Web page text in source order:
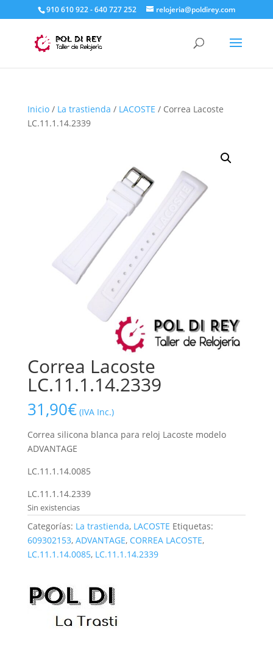
910 610 922 - 640 727 252 relojeria@poldirey.com
Inicio/ La trastienda / LACOSTE / Correa Lacoste
LC.11.1.14.2339
Correa Lacoste
LC.11.1.14.2339
31,90€ (IVA Inc.)
Correa silicona blanca para reloj Lacoste modelo
ADVANTAGE
LC.11.1.14.0085
LC.11.1.14.2339
Sin existencias
Categorías: La trastienda, LACOSTE Etiquetas:
609302153, ADVANTAGE, CORREA LACOSTE,
LC.11.1.14.0085, LC.11.1.14.2339